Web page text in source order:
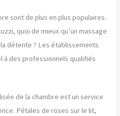
sont de plus en plus populaires.
quoi de mieux qu’un massage
détente ? Les établissements
à des professionnels qualifiés
de la chambre est un service
Pétales de roses sur le lit,